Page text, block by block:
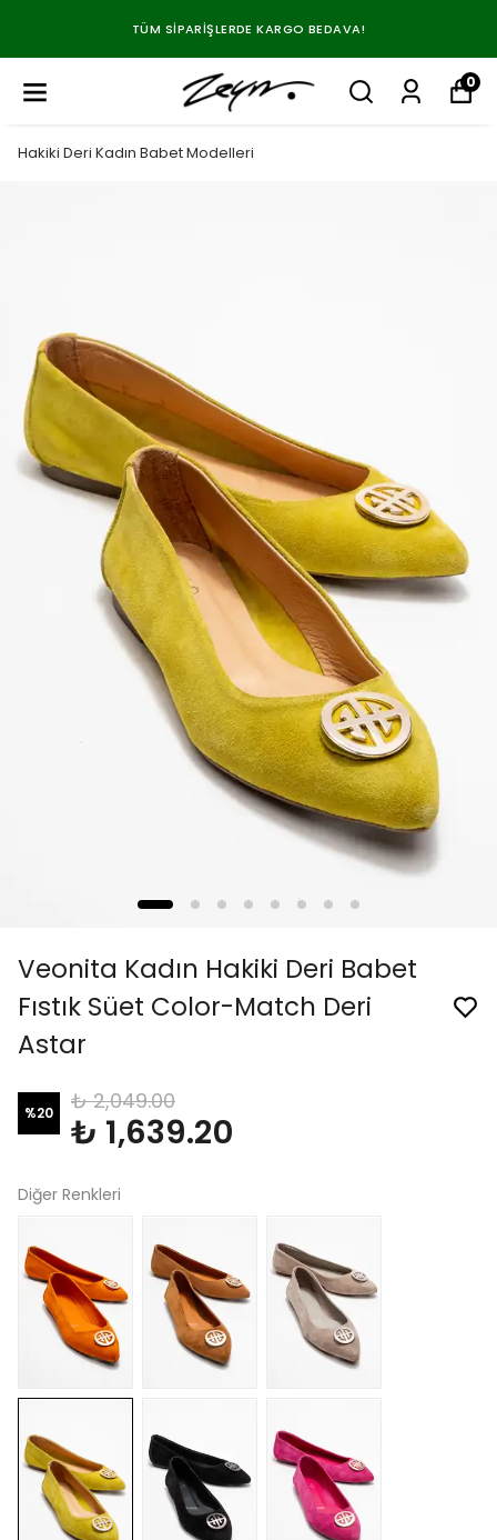
TÜM SIPARIŞLERDE KARGO BEDAVA!
0
Hakiki Deri Kadın Babet Modelleri
Veonita Kadın Hakiki Deri Babet
Fıstık Süet Color-Match Deri
Astar
%20 ₺ 2,049.00
₺ 1,639.20
Diğer Renkleri